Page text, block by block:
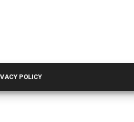
POLICY